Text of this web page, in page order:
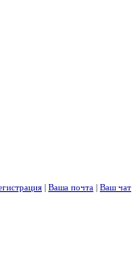
| Ваша почта | Ваш чат